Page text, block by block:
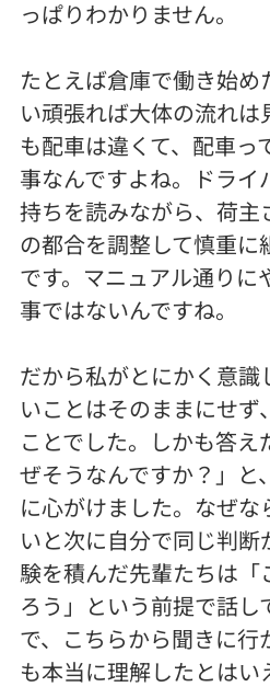
っぱりわかりません。
たとえば倉庫で働き始め
い頑張れば大体の流れは
も配車は違くて、配車っ
事なんですよね。ドライ
持ちを読みながら、荷主
の都合を調整して慎重に
です。マニュアル通りに
事ではないんですね。
だから私がとにかく意
いことはそのままにせず
ことでした。しかも答え
ぜそうなんですか？」と
に心がけました。なぜ
いと次に自分で同じ判
験を積んだ先輩たちは「
ろう」という前提で話し
で、こちらから聞きに行
も本当に理解したとはい